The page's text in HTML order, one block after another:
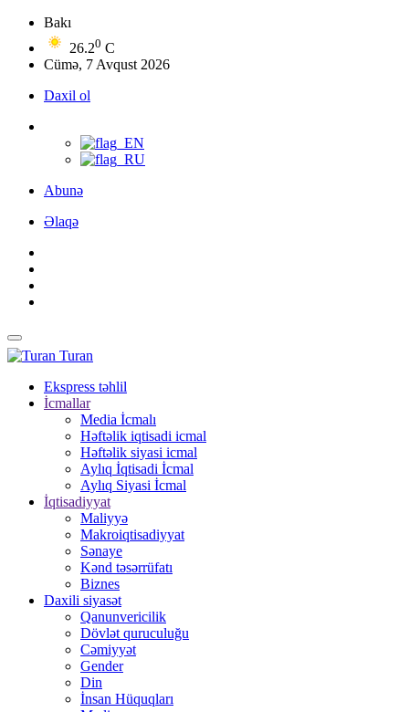
Bakı
26.20 C
Cümə, 7 Avqust 2026
Daxil ol
Abunə
Əlaqə
Turan
Ekspress təhlil
İcmallar
Media İcmalı
Həftəlik iqtisadi icmal
Həftəlik siyasi icmal
Aylıq İqtisadi İcmal
Aylıq Siyasi İcmal
İqtisadiyyat
Maliyyə
Makroiqtisadiyyat
Sənaye
Kənd təsərrüfatı
Biznes
Daxili siyasət
Qanunvericilik
Dövlət quruculuğu
Cəmiyyət
Gender
Din
İnsan Hüquqları